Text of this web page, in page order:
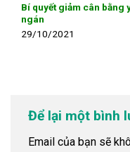
Bí quyết giảm cân bằng
ngán
29/10/2021
Để lại một bình
Email của bạn sẽ